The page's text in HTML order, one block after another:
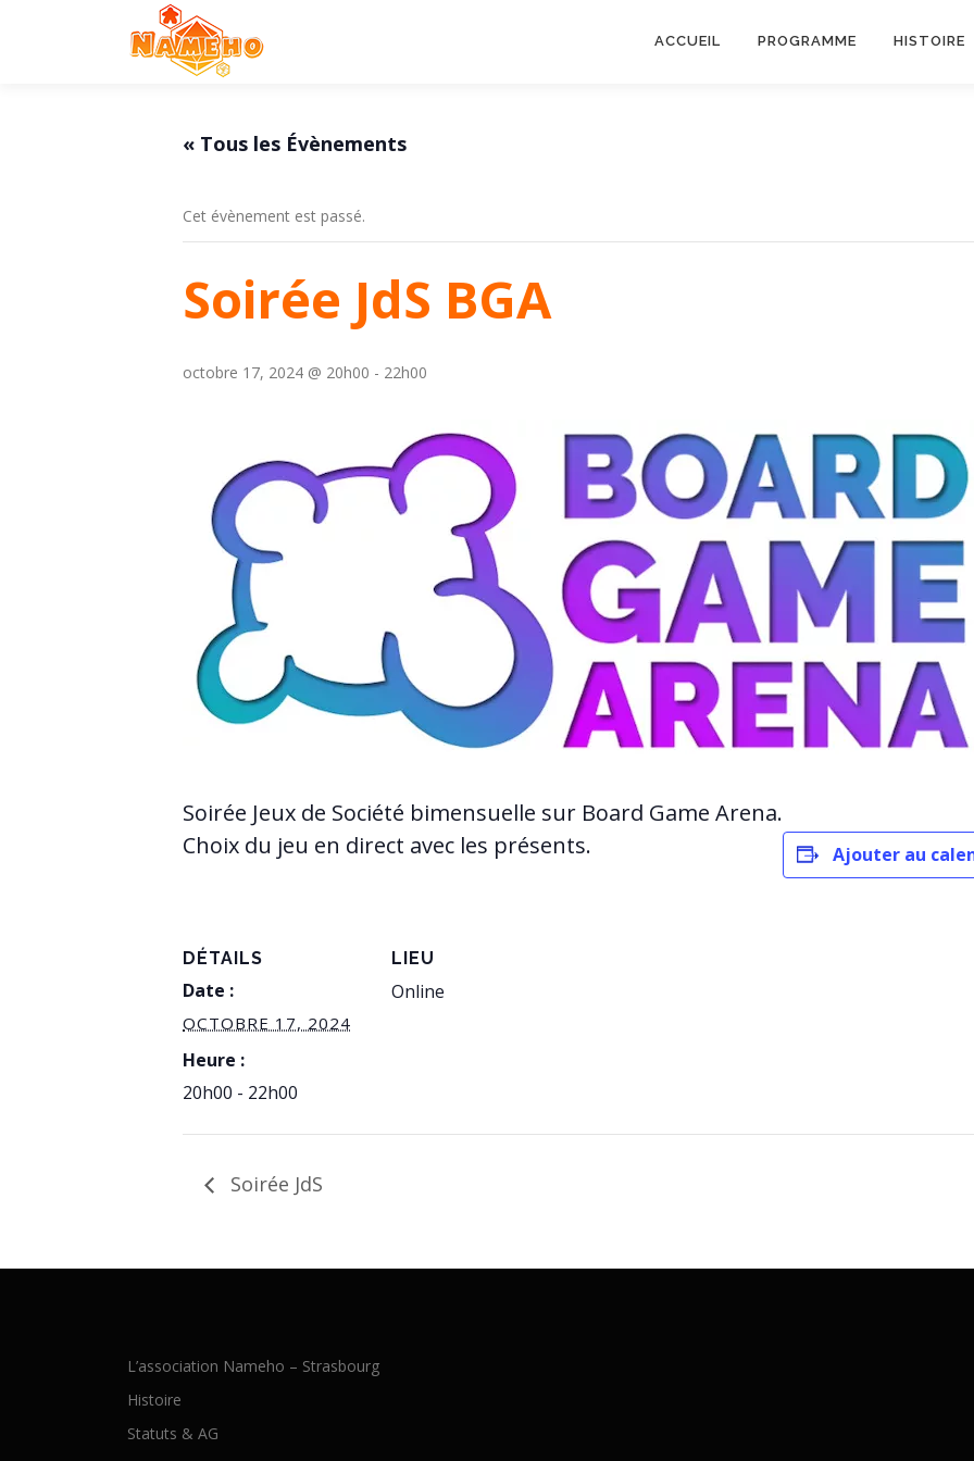
ACCUEIL PROGRAMME HISTOIRE
« Tous les Évènements
Cet évènement est passé.
Soirée JdS BGA
octobre 17, 2024 @ 20h00 - 22h00
Soirée Jeux de Société bimensuelle sur Board Game Arena.
Choix du jeu en direct avec les présents.
Ajouter au
DÉTAILS
Date :
OCTOBRE 17, 2024
Heure :
20h00 - 22h00
LIEU
Online
Soirée JdS
L’association Nameho – Strasbourg
Histoire
Statuts & AG